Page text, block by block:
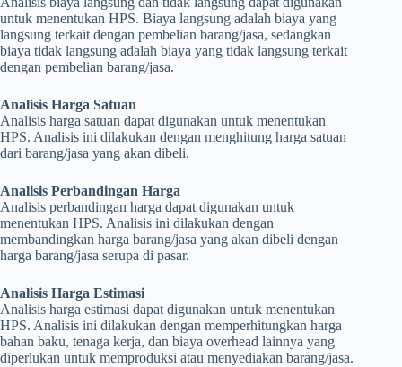
untuk menentukan HPS. Biaya langsung adalah biaya yang
langsung terkait dengan pembelian barang/jasa, sedangkan
biaya tidak langsung adalah biaya yang tidak langsung terkait
dengan pembelian barang/jasa.
Analisis Harga Satuan
Analisis harga satuan dapat digunakan untuk menentukan
HPS. Analisis ini dilakukan dengan menghitung harga satuan
dari barang/jasa yang akan dibeli.
Analisis Perbandingan Harga
Analisis perbandingan harga dapat digunakan untuk
menentukan HPS. Analisis ini dilakukan dengan
membandingkan harga barang/jasa yang akan dibeli dengan
harga barang/jasa serupa di pasar.
Analisis Harga Estimasi
Analisis harga estimasi dapat digunakan untuk menentukan
HPS. Analisis ini dilakukan dengan memperhitungkan harga
bahan baku, tenaga kerja, dan biaya overhead lainnya yang
diperlukan untuk memproduksi atau menyediakan barang/jasa.